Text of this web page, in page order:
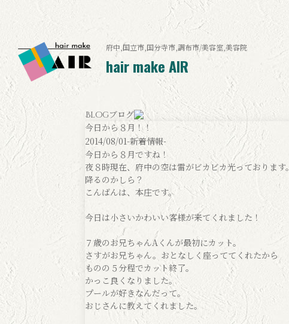
府中,国立市,国分寺市,調布市/美容室,美容院
hair make AIR
Blogブログ
今日から８月！！
2014/08/01-新着情報-
今日から８月ですね！
夜８時現在、府中の空は雷がビカビカ光っております。
降るのかしら？
こんばんは、本庄です。
今日は小さいかわいい客様が来てくれました！
７歳のお兄ちゃんAくんが最初にカット。
さすがお兄ちゃん。おとなしく座っててくれたから
ものの５分程でカット終了。
かっこ良くなりました。
プールが好きなんだって。
おじさんに教えてくれました。